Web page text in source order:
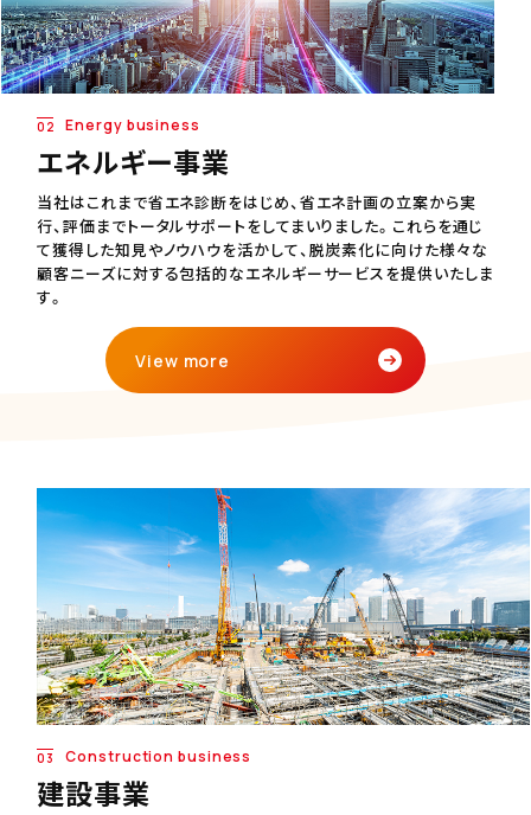
02 Energy business
エネルギー事業
当社はこれまで省エネ診断をはじめ、省エネ計画の立案から実
行、評価までトータルサポートをしてまいりました。これらを通じ
て獲得した知見やノウハウを活かして、脱炭素化に向けた様々な
顧客ニーズに対する包括的なエネルギーサービスを提供いたしま
す。
View more
03 Construction business
建設事業